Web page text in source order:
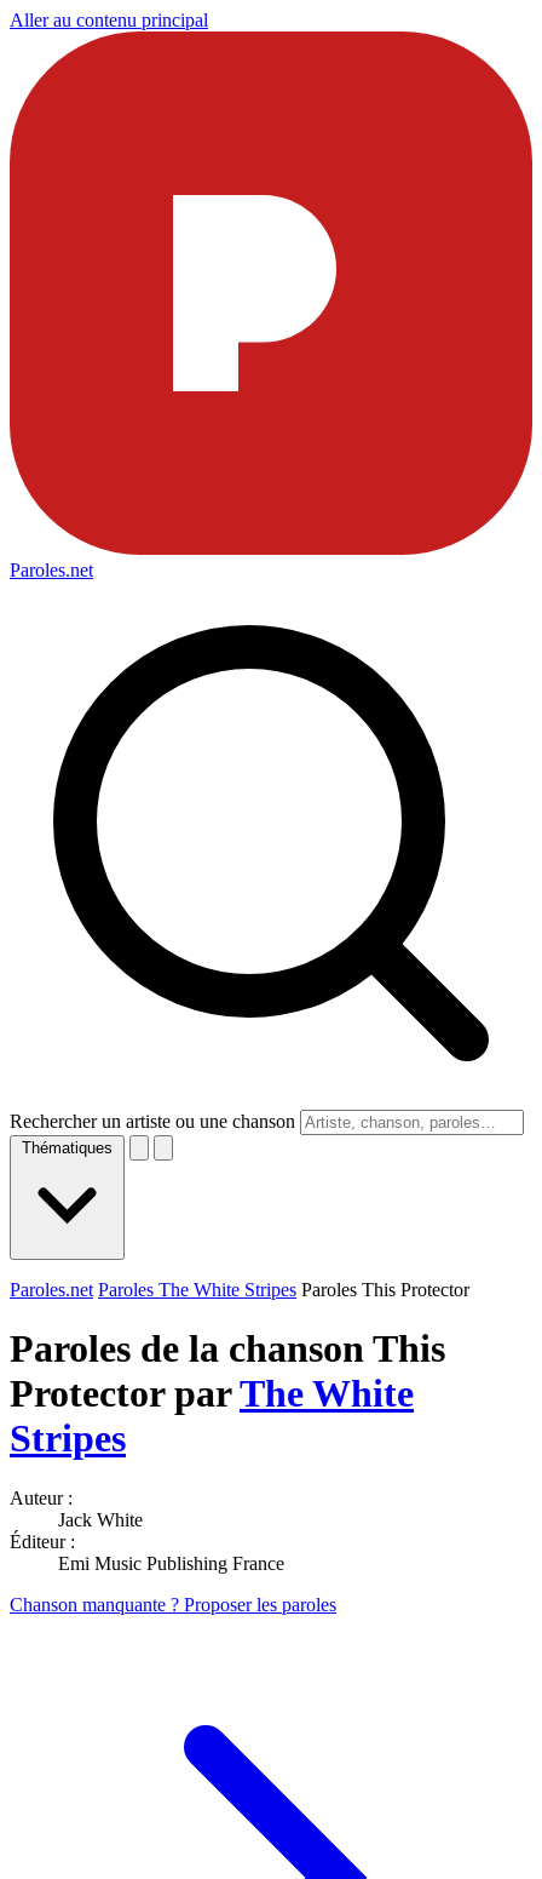
Aller au contenu principal
Paroles.net
Rechercher un artiste ou une chanson
Thématiques
Paroles.net Paroles The White Stripes Paroles This Protector
Paroles de la chanson This
Protector parThe White
Stripes
Auteur :
Jack White
Éditeur :
Emi Music Publishing France
Chanson manquante ? Proposer les paroles